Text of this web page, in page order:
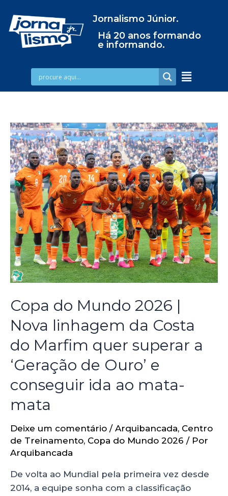
Jornalismo Júnior.
Há 20 anos formando
e informando.
Copa do Mundo 2026 |
Nova linhagem da Costa
do Marfim quer superar a
‘Geração de Ouro’ e
conseguir ida ao mata-
mata
Deixe um comentário / Arquibancada, Centro
de Treinamento, Copa do Mundo 2026 / Por
Arquibancada
De volta ao Mundial pela primeira vez desde
2014, a equipe sonha com a classificação